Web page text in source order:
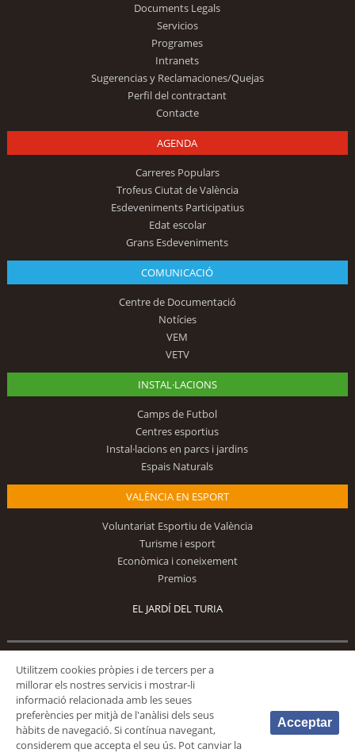
Documents Legals
Servicios
Programes
Intranets
Sugerencias y Reclamaciones/Quejas
Perfil del contractant
Contacte
AGENDA
Carreres Populars
Trofeus Ciutat de València
Esdeveniments Participatius
Edat escolar
Grans Esdeveniments
COMUNICACIÓ
Centre de Documentació
Notícies
VEM
VETV
INSTAL·LACIONS
Camps de Futbol
Centres esportius
Instal·lacions en parcs i jardins
Espais Naturals
VALÈNCIA EN ESPORT
Voluntariat Esportiu de València
Turisme i esport
Econòmica i coneixement
Premios
EL JARDÍ DEL TURIA
Utilitzem cookies pròpies i de tercers per a
millorar els nostres servicis i mostrar-li
informació relacionada amb les seues
preferències per mitjà de l'anàlisi dels seus
hàbits de navegació. Si contínua navegant,
considerem que accepta el seu ús. Pot canviar la
Acceptar